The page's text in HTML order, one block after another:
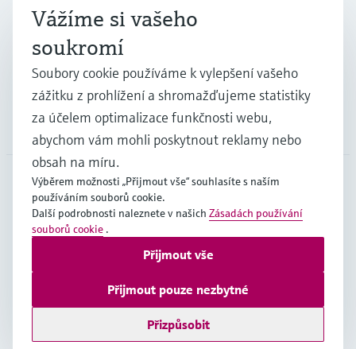
Průmysl
Podpora
Společnost
CZE•čeština
Copyright © Endress+Hauser Group Services AG
Podmínky používání
Ochrana dat
Všeobecné obchodní podmínky
Vážíme si vašeho
soukromí
Soubory cookie používáme k vylepšení vašeho
zážitku z prohlížení a shromažďujeme statistiky
za účelem optimalizace funkčnosti webu,
abychom vám mohli poskytnout reklamy nebo
obsah na míru.
Výběrem možnosti „Přijmout vše“ souhlasíte s naším
používáním souborů cookie.
Další podrobnosti naleznete v našich Zásadách používání
souborů cookie .
Přizpůsobit
Přijmout pouze nezbytné
Přijmout vše